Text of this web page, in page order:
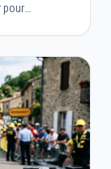
pour
de
clics.